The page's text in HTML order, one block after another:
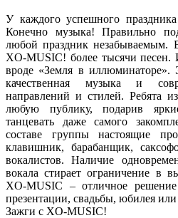
У каждого успешного
Конечно музыка! Правильно
любой праздник незабываемым.
XO-MUSIC! более тысячи
вроде «Земля в иллюминаторе».
качественная музыка и
направлений и стилей. Ребята
любую публику, подарив
танцевать даже самого
составе группы настоящие
клавишник, барабанщик,
вокалистов. Наличие
вокала стирает ограничение в
XO-MUSIC – отличное решение
презентации, свадьбы, юбилея
Зажги с XO-MUSIC!